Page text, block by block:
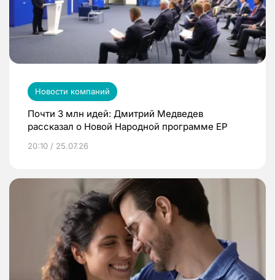
Новости компаний
Почти 3 млн идей: Дмитрий Медведев
рассказал о Новой Народной программе ЕР
20:10 / 25.07.26